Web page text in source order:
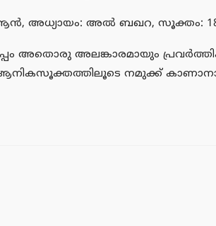
അധ്യായം: അല്‍ ബഖറ, സൂക്തം:
അതൊരു അലങ്കാരമായും
നമുക്ക്